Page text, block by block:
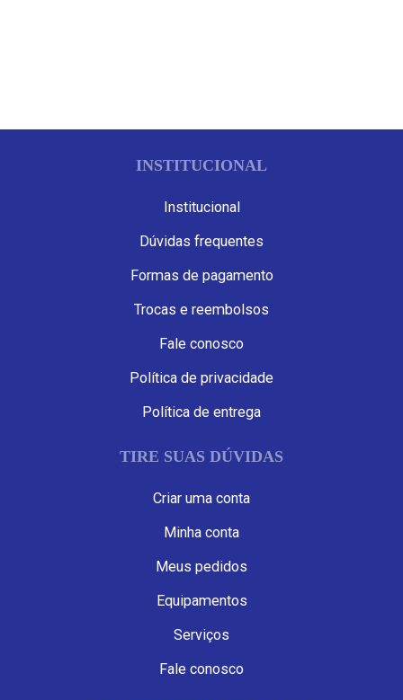
INSTITUCIONAL
Institucional
Dúvidas frequentes
Formas de pagamento
Trocas e reembolsos
Fale conosco
Política de privacidade
Política de entrega
TIRE SUAS DÚVIDAS
Criar uma conta
Minha conta
Meus pedidos
Equipamentos
Serviços
Fale conosco